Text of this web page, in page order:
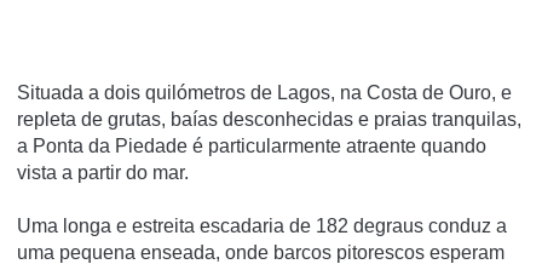
Situada a dois quilómetros de Lagos, na Costa de Ouro, e
repleta de grutas, baías desconhecidas e praias tranquilas,
a Ponta da Piedade é particularmente atraente quando
vista a partir do mar.
Uma longa e estreita escadaria de 182 degraus conduz a
uma pequena enseada, onde barcos pitorescos esperam